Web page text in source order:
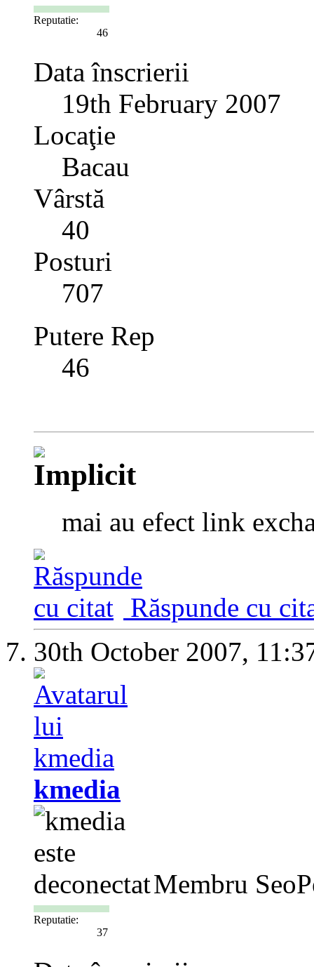
Reputatie:
46
Data înscrierii
19th February 2007
Locaţie
Bacau
Vârstă
40
Posturi
707
Putere Rep
46
mai au efect link
Răspunde cu
30th October 2007,
kmedia
Membru
Reputatie:
37